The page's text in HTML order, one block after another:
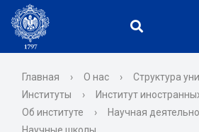
Главная › О нас › Структура
Институты
› Институт
Об институте
› Научная